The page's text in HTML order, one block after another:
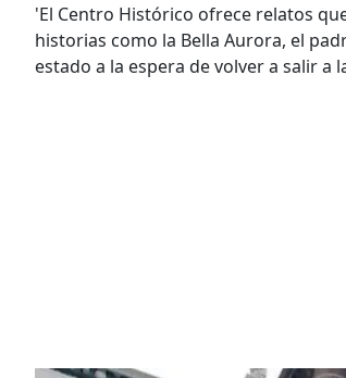
'El Centro Histórico ofrece relatos
historias como la Bella Aurora, el
estado a la espera de volver a salir a